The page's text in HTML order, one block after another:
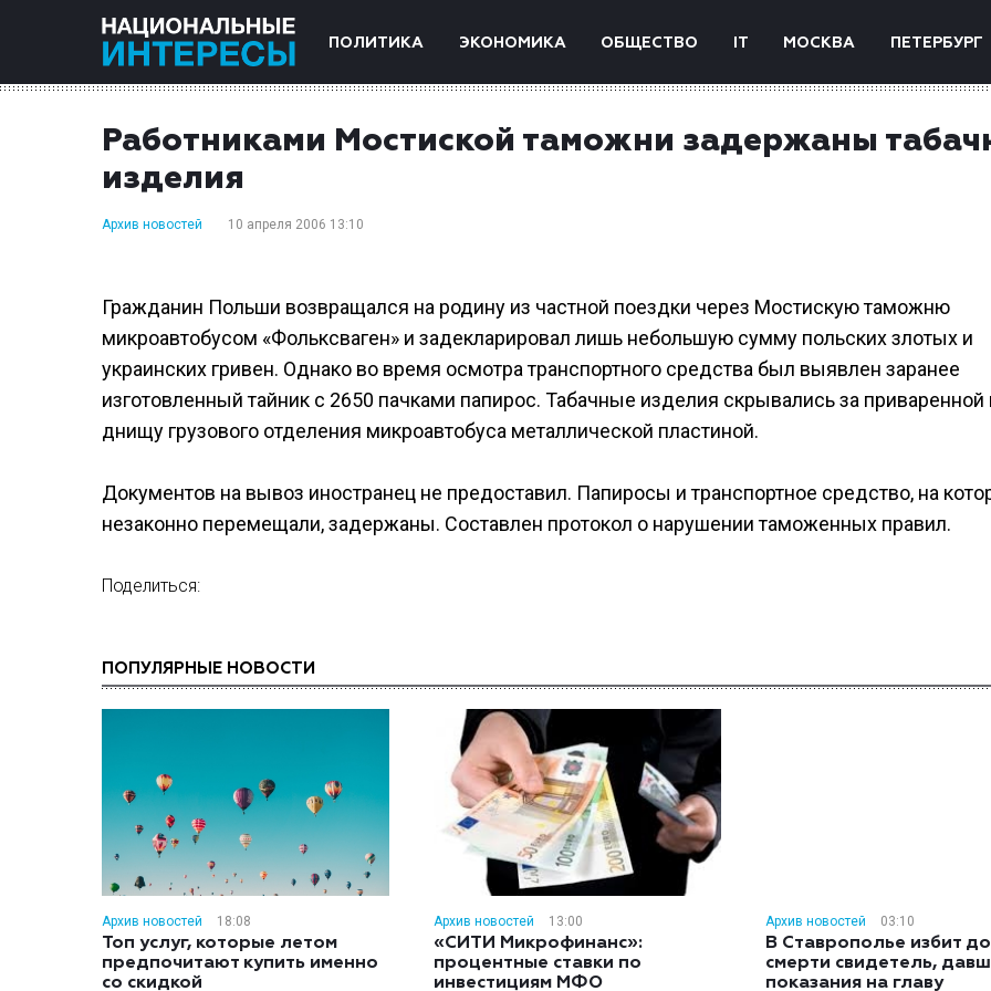
ПОЛИТИКА ЭКОНОМИКА ОБЩЕСТВО IT МОСКВА ПЕТЕРБУРГ
Работниками Мостиской таможни задержаны
изделия
Архив новостей 10 апреля 2006 13:10
Гражданин Польши возвращался на родину из частной поездки через Мостискую таможню
микроавтобусом «Фольксваген» и задекларировал лишь небольшую сумму польских злотых и
украинских гривен. Однако во время осмотра транспортного средства был выявлен заранее
изготовленный тайник с 2650 пачками папирос. Табачные изделия скрывались за приваренной
днищу грузового отделения микроавтобуса металлической пластиной.
Документов на вывоз иностранец не предоставил. Папиросы и транспортное средство, на
незаконно перемещали, задержаны. Составлен протокол о нарушении таможенных правил.
Поделиться:
ПОПУЛЯРНЫЕ НОВОСТИ
Архив новостей 18:08
Топ услуг, которые летом
предпочитают купить именно
со скидкой
Архив новостей 13:00
«СИТИ Микрофинанс»:
процентные ставки по
инвестициям МФО
Архив новостей 03:10
В Ставрополье избит до
смерти свидетель,
показания на главу